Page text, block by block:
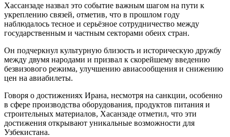
Хассанзаде назвал это событие важным шагом на пути к
укреплению связей, отметив, что в прошлом году
наблюдалось тесное и серьёзное сотрудничество между
государственным и частным секторами обеих стран.
Он подчеркнул культурную близость и историческую дружбу
между двумя народами и призвал к скорейшему введению
безвизового режима, улучшению авиасообщения и снижению
цен на авиабилеты.
Говоря о достижениях Ирана, несмотря на санкции, особенно
в сфере производства оборудования, продуктов питания и
строительных материалов, Хасанзаде отметил, что эти
достижения открывают уникальные возможности для
Узбекистана.